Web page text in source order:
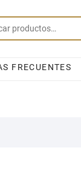
FRECUENTES